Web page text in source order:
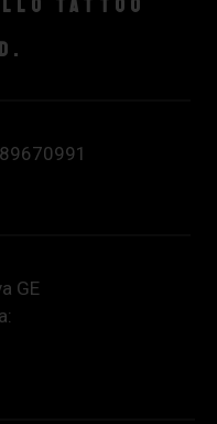
Tattoo
GE